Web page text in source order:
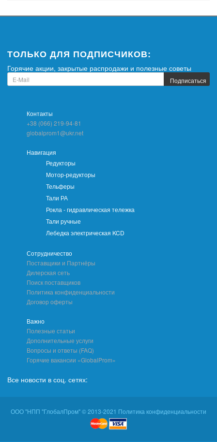
ТОЛЬКО ДЛЯ ПОДПИСЧИКОВ:
Горячие акции, закрытые распродажи и полезные советы
Подписаться
Контакты
+38 (066) 219-94-81
globalprom1@ukr.net
Навигация
Редукторы
Мотор-редукторы
Тельферы
Тали РА
Рокла - гидравлическая тележка
Тали ручные
Лебедка электрическая KCD
Сотрудничество
Поставщики и Партнёры
Дилерская сеть
Поиск поставщиков
Политика конфиденциальности
Договор оферты
Важно
Полезные статьи
Дополнительные услуги
Вопросы и ответы (FAQ)
Горячие вакансии «GlobalProm»
Все новости в соц. сетях:
ООО "НПП "ГлобалПром" © 2013-2021 Политика конфиденциальности